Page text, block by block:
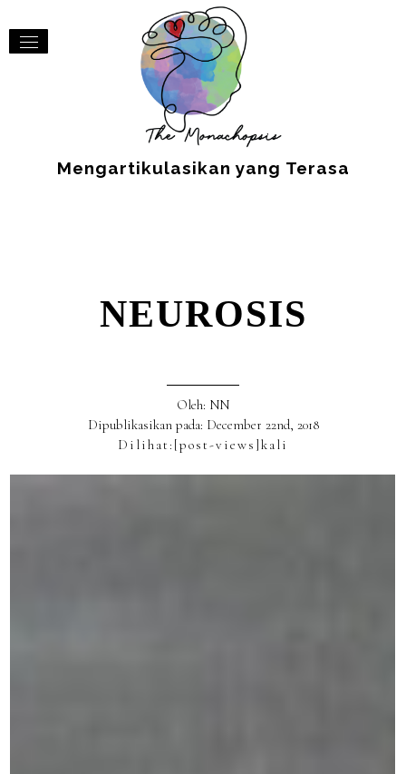
Mengartikulasikan yang Terasa
NEUROSIS
Oleh: NN
Dipublikasikan pada: December 22nd, 2018
Dilihat: [post-views]kali